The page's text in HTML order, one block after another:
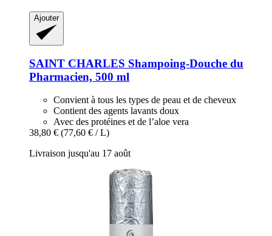
Ajouter
SAINT CHARLES Shampoing-​Douche du
Pharmacien, 500 ml
Convient à tous les types de peau et de cheveux
Contient des agents lavants doux
Avec des protéines et de l’aloe vera
38,80 € (77,60 € / L)
Livraison jusqu'au 17 août